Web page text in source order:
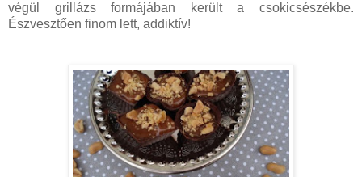
végül grillázs formájában került a csokicsészékbe.
Észvesztően finom lett, addiktív!